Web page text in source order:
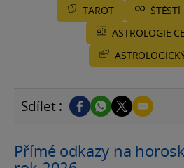
TAROT
ŠTĚSTÍ
ASTROLOGIE
Sdílet :
Přímé odkazy na